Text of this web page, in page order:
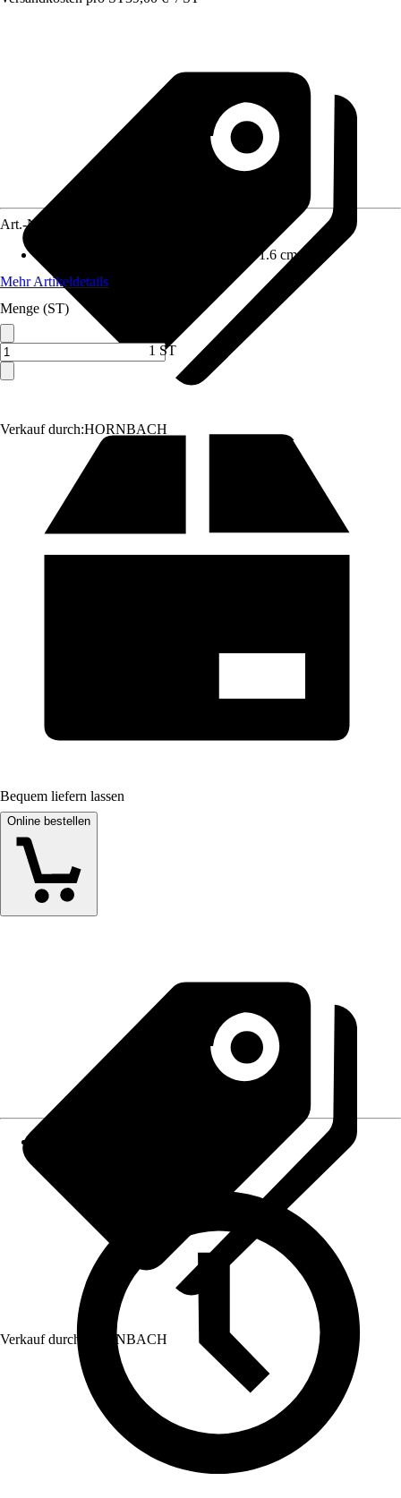
Verkauf durch:HORNBACH
Art.-Nr.
59.6 cm x 133.6 cm x 1.6 cm
Mehr Artikeldetails
Menge (ST)
1 ST
Bequem liefern lassen
Online bestellen
Verkauf durch: HORNBACH